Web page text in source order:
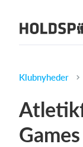
Om
Klubnyheder